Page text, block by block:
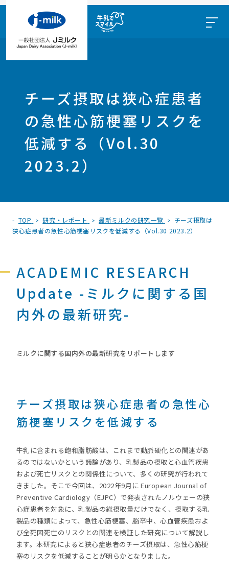
チーズ摂取は狭心症患者
の急性心筋梗塞リスクを
低減する（Vol.30
2023.2）
TOP 研究・レポート 最新ミルクの研究一覧
チーズ摂取は
狭心症患者の急性心筋梗塞リスクを低減する（Vol.30 2023.2）
ACADEMIC RESEARCH
Update -ミルクに関する国
内外の最新研究-
ミルクに関する国内外の最新研究をリポートします
チーズ摂取は狭心症患者の急性心
筋梗塞リスクを低減する
牛乳に含まれる飽和脂肪酸は、これまで動脈硬化との関連があ
るのではないかという議論があり、乳製品の摂取と心血管疾患
および死亡リスクとの関係性について、多くの研究が行われて
きました。そこで今回は、2022年9月に European Journal of
Preventive Cardiology（EJPC）で発表されたノルウェーの狭
心症患者を対象に、乳製品の総摂取量だけでなく、摂取する乳
製品の種類によって、急性心筋梗塞、脳卒中、心血管疾患およ
び全死因死亡のリスクとの関連を検証した研究について解説し
ます。本研究によると狭心症患者のチーズ摂取は、急性心筋梗
塞のリスクを低減することが明らかとなりました。